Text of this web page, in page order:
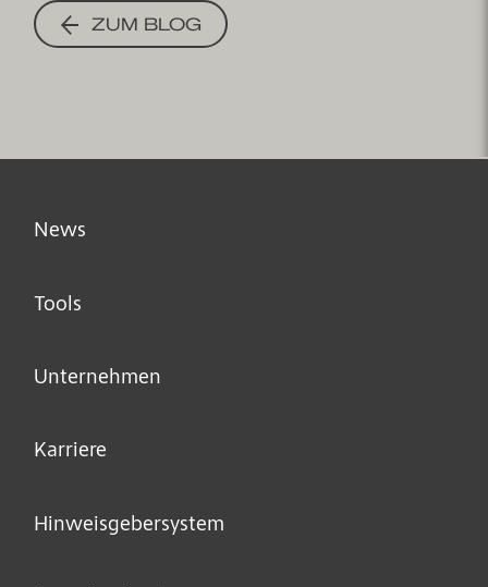
ZUM BLOG
News
Tools
Unternehmen
Karriere
Hinweisgeber­system